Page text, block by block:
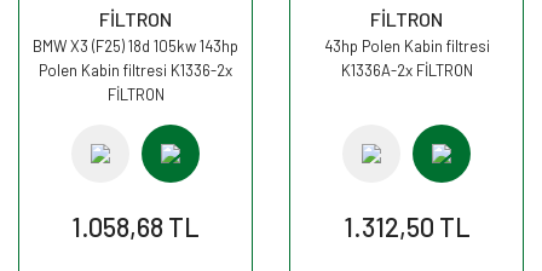
FİLTRON
BMW X3 (F25) 18d 105kw 143hp
Polen Kabin filtresi K1336-2x
FİLTRON
1.058,68 TL
FİLTRON
43hp Polen Kabin filtresi
K1336A-2x FİLTRON
1.312,50 TL